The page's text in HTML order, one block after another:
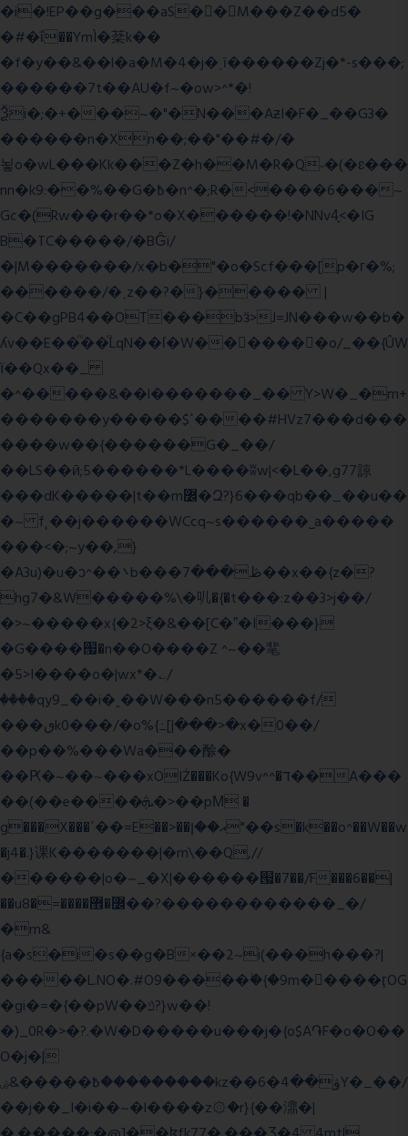
�i�!EP��g���aS��M���Z��d5�
�#�ΐ��YmÌ�棻k��
�f�y��&��l�a�M�4�j�ˎī������Zj�*-s���;
������7t� �AU�f~�ow>^*�!
Ѯi�;�+���~�"�N���AƶI�F�_��G3�
������n�Xn��;��"��#�/�
뇧o�wL���Kk���Z�h��M�R�Q˶�(�ɛ���
nn�k9:��%��G�߿�n^�;R�<����6���~
Gc�(Rw���r��*o�X������!�NNv4̙<�IG
B�TC�����/�BĜï/
�|M�������/x�b�"�o�Scf���[p�г�%;
������/�˱z��?�}����� |
�C��gPB4��OT���bӟ>J=JN���w��b�
ʎv��E��ͫ��ͫLqN��ſ�W���ً����o/_��{ÛW
ї��Qx��_
�^�����&��l�������_�� Y>W�_�m+
�������y�����$ߵ����#HVz7���d���
����w��{������G�_��/
��LS��ӣ;5������*L����ʬw|<�L��,g77諒
���dK�����|t��m߼�Զ?}6���qb��_��u��
�~ f˛��j������WCcq~s������˽a�����
���<�;~y��,}
�A3u)�u�ͻ^��܌b���ڟ���7��x��{z�?
hg7�&W�����%\�䶷�{�t���:z��3>j��/
�>~�����x{�2>ξ�&��[C�ˮ�I���}
�G����՗�n��O����Z ^~��靟
�5>I����o�|wx*�؎/
����qy9_��i�˻��W���n5������f/
���ٯk0���/�o%{߸[|���>�x�0��/
��p��%���Wa���酴�
��Ԗ�~��~���xOIŻ���Ko{W9v^^�ד��A���
��(��e����ܞ�>��pΜ �
g���X���ߴ��=E��>��އ��ן"��s�k��o^��W��w
�j4�.}课K�������|�m\��Q,//
������|o�~_�X|������՗�7��/F���6��|
��u8�=����߼�޾��?������������_�/
�m&
{a�s�i�s��g�B×��2~i(���h���?|
�����L.NO�.#O9�����ۙ�{�9m��ً���ӷOG
�gi�=�{��pW��ݿ?}w��!
�)_0R�>�?.�W�D�����u���j�{o$A֏F�o�O��
O�j�|
߿�����&ۻ����ۛ�����kz��ۋ��4�6Y�_��/
��j��_I�i��~�l����z۞�r}{��濎�|